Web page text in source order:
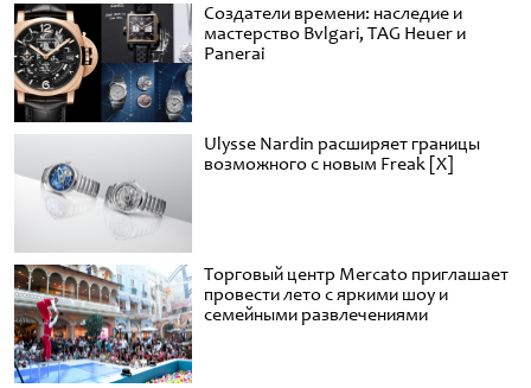
Создатели времени: наследие и
мастерство Bvlgari, TAG Heuer и
Panerai
Ulysse Nardin расширяет границы
возможного с новым Freak [X]
Торговый центр Mercato приглашает
провести лето с яркими шоу и
семейными развлечениями